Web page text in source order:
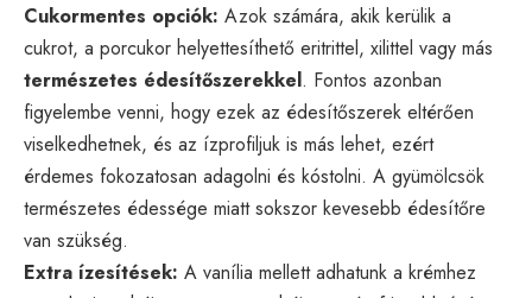
Cukormentes opciók: Azok számára, akik kerülik a
cukrot, a porcukor helyettesíthető eritrittel, xilittel vagy más
természetes édesítőszerekkel. Fontos azonban
figyelembe venni, hogy ezek az édesítőszerek eltérően
viselkedhetnek, és az ízprofiljuk is más lehet, ezért
érdemes fokozatosan adagolni és kóstolni. A gyümölcsök
természetes édessége miatt sokszor kevesebb édesítőre
van szükség.
Extra ízesítések: A vanília mellett adhatunk a krémhez